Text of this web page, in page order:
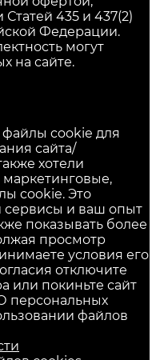
435 и 437(2)
Федерации.
могут
на сайте.
cookie для
сайта/
хотели
cookie. Это
и ваш опыт
показывать более
просмотр
условия его
отключите
или покиньте сайт
персональных
файлов